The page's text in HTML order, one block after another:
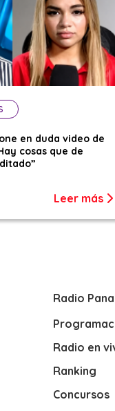
en duda video de
cosas que de
Leer más
Radio
Radio en
Ranking
Concursos